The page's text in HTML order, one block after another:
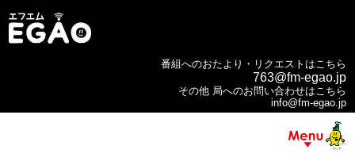
番組へのおたより・リクエストはこちら
763@fm-egao.jp
その他 局へのお問い合わせはこちら
info@fm-egao.jp